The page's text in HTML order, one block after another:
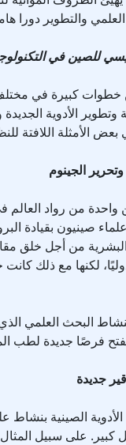
والتطوير دورا
كبيرة في مختلف
وتطوير الأدوية
الأمثلة اللافتة
الجينوم
من رواد العالم
علماء صينيون بقيادة
البشرية من أجل خلق
لكنها مع ذلك
البحث العلمي
يفتح فرصًا جديدة لطب
جديدة
الصينية بنشاط